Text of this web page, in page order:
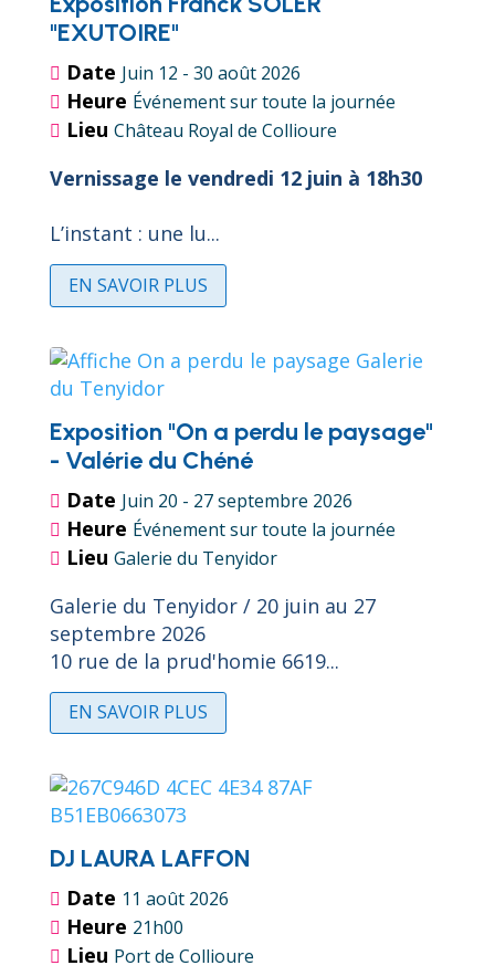
"EXUTOIRE"
Date Juin 12 - 30 août 2026
Heure Événement sur toute la journée
Lieu Château Royal de Collioure
Vernissage le vendredi 12 juin à 18h30
L’instant : une lu...
EN SAVOIR PLUS
Exposition "On a perdu le paysage"
- Valérie du Chéné
Date Juin 20 - 27 septembre 2026
Heure Événement sur toute la journée
Lieu Galerie du Tenyidor
Galerie du Tenyidor / 20 juin au 27
septembre 2026
10 rue de la prud'homie 6619...
EN SAVOIR PLUS
DJ LAURA LAFFON
Date 11 août 2026
Heure 21h00
Lieu Port de Collioure